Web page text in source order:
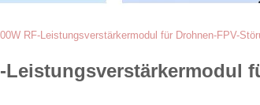
RF-Leistungsverstärkermodul für Drohnen-FPV-